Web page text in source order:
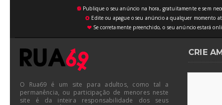
💥Publique o seu anúncio na hora, gratuitamente e sem
⚙ Edite ou apague o seu anúncio a qualquer momento
♥Se corretamente preenchido, o seu anúncio estará
O Rua69 é um site para adultos, como tal a
permanência, ou participação de menores neste
site é da inteira responsabilidade dos seus
CRIE